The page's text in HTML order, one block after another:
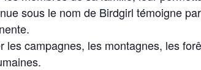
sous le nom de Birdgirl témoigne
les campagnes, les montagnes, les